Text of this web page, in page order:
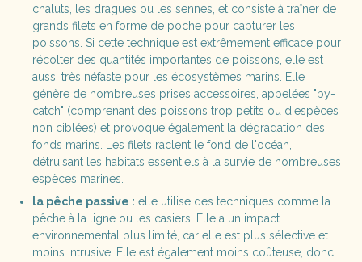
chaluts, les dragues ou les sennes, et consiste à traîner de
grands filets en forme de poche pour capturer les
poissons. Si cette technique est extrêmement efficace pour
récolter des quantités importantes de poissons, elle est
aussi très néfaste pour les écosystèmes marins. Elle
génère de nombreuses prises accessoires, appelées "by-
catch" (comprenant des poissons trop petits ou d'espèces
non ciblées) et provoque également la dégradation des
fonds marins. Les filets raclent le fond de l'océan,
détruisant les habitats essentiels à la survie de nombreuses
espèces marines.
la pêche passive : elle utilise des techniques comme la
pêche à la ligne ou les casiers. Elle a un impact
environnemental plus limité, car elle est plus sélective et
moins intrusive. Elle est également moins coûteuse, donc